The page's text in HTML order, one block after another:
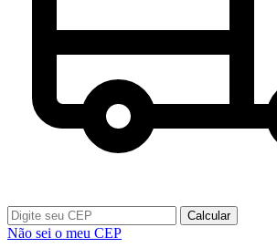
Calcular
Não sei o meu CEP